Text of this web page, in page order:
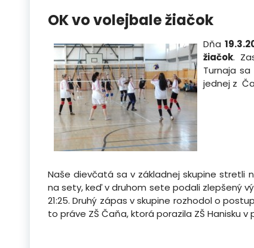
OK vo volejbale žiačok
Dňa
žiačok.
Turnaja
jednej z
Naše dievčatá sa v základnej skupine stretli
na sety, keď v druhom sete podali zlepšený
21:25. Druhý zápas v skupine rozhodol o
to práve ZŠ Čaňa, ktorá porazila ZŠ Hanisku v